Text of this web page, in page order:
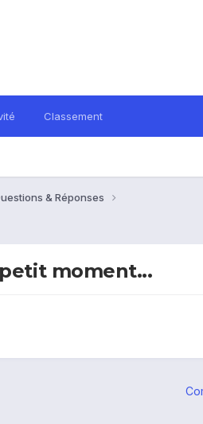
Classement
& Réponses
moment...